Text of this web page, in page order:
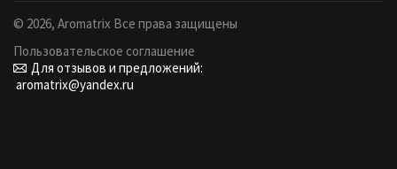
© 2026, Aromatrix Все права защищены
Пользовательское соглашение
Для отзывов и предложений:
aromatrix@yandex.ru